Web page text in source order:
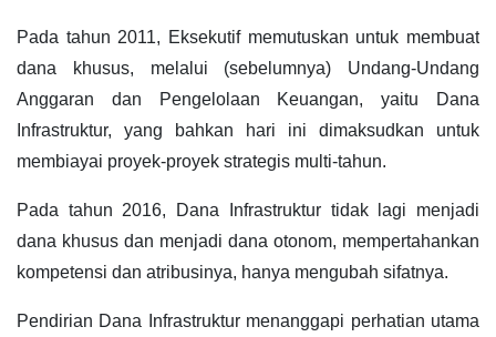
Pada tahun 2011, Eksekutif memutuskan untuk membuat
dana khusus, melalui (sebelumnya) Undang-Undang
Anggaran dan Pengelolaan Keuangan, yaitu Dana
Infrastruktur, yang bahkan hari ini dimaksudkan untuk
membiayai proyek-proyek strategis multi-tahun.
Pada tahun 2016, Dana Infrastruktur tidak lagi menjadi
dana khusus dan menjadi dana otonom, mempertahankan
kompetensi dan atribusinya, hanya mengubah sifatnya.
Pendirian Dana Infrastruktur menanggapi perhatian utama